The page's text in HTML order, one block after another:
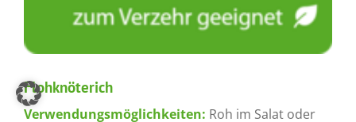
Flohknöterich
Verwendungsmöglichkeiten: Roh im Salat oder